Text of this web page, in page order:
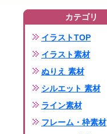
カテゴリ
イラストTOP
イラスト素材
ぬりえ 素材
シルエット 素材
ライン素材
フレーム・枠素材